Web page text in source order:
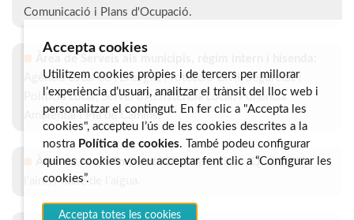
Comunicació i Plans d'Ocupació.
Agència Local de l'Energia, Protecció Civil, Seguretat i
Políticia Local, Servei d'Assistència Local, Ponència
Ambiental i Pla de Camins.
Àrea de Medi Ambient:Cicle de residus, Qualitat de
l'aire, i Cicle de l'aigua.
Accepta cookies
Utilitzem cookies pròpies i de tercers per millorar
l’experiència d’usuari, analitzar el trànsit del lloc web i
personalitzar el contingut. En fer clic a "Accepta les
cookies", accepteu l’ús de les cookies descrites a la
nostra Política de cookies. També podeu configurar
quines cookies voleu acceptar fent clic a “Configurar les
cookies”.
Accepta totes les cookies